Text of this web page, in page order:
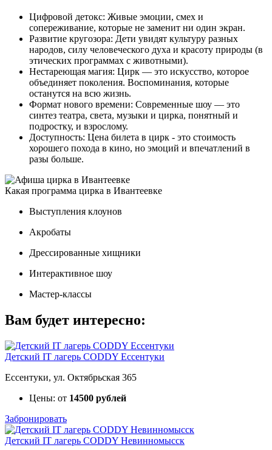
Цифровой детокс: Живые эмоции, смех и
сопереживание, которые не заменит ни один экран.
Развитие кругозора: Дети увидят культуру разных
народов, силу человеческого духа и красоту природы (в
этических программах с животными).
Нестареющая магия: Цирк — это искусство, которое
объединяет поколения. Воспоминания, которые
останутся на всю жизнь.
Формат нового времени: Современные шоу — это
синтез театра, света, музыки и цирка, понятный и
подростку, и взрослому.
Доступность: Цена билета в цирк - это стоимость
хорошего похода в кино, но эмоций и впечатлений в
разы больше.
Какая программа цирка в Ивантеевке
Выступления клоунов
Акробаты
Дрессированные хищники
Интерактивное шоу
Мастер-классы
Вам будет интересно:
Детский IT лагерь CODDY Ессентуки
Ессентуки, ул. Октябрьская 365
Цены: от 14500 рублей
Забронировать
Детский IT лагерь CODDY Невинномысск